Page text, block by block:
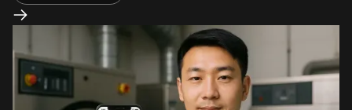
View project